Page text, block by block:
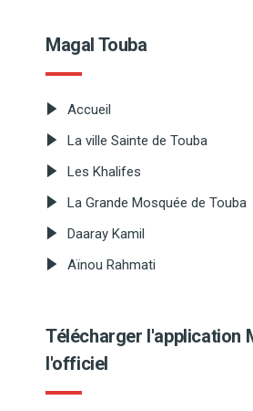
Magal Touba
Accueil
La ville Sainte de Touba
Les Khalifes
La Grande Mosquée de Touba
Daaray Kamil
Aïnou Rahmati
Télécharger l'application
l'officiel